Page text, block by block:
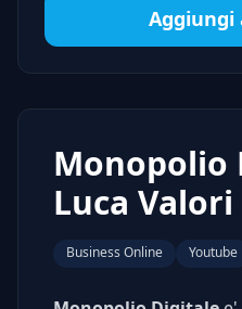
Aggiungi
Monopolio
Luca Valori
Business Online Youtube